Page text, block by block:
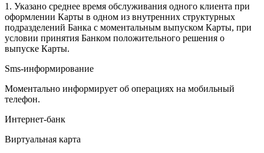
1. Указано среднее время обслуживания одного клиента при
оформлении Карты в одном из внутренних структурных
подразделений Банка с моментальным выпуском Карты, при
условии принятия Банком положительного решения о
выпуске Карты.
Sms-информирование
Моментально информирует об операциях на мобильный
телефон.
Интернет-банк
Виртуальная карта